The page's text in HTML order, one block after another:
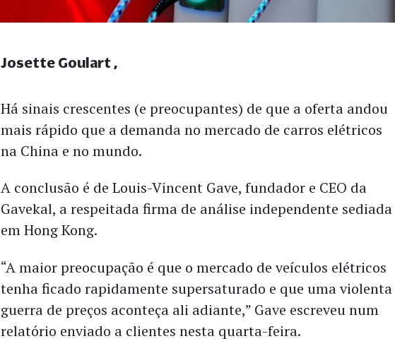
Há sinais crescentes (e preocupantes) de que a oferta andou
mais rápido que a demanda no mercado de carros elétricos
na China e no mundo.
A conclusão é de Louis-Vincent Gave, fundador e CEO da
Gavekal, a respeitada firma de análise independente sediada
em Hong Kong.
“A maior preocupação é que o mercado de veículos elétricos
tenha ficado rapidamente supersaturado e que uma violenta
guerra de preços aconteça ali adiante,” Gave escreveu num
relatório enviado a clientes nesta quarta-feira.
Josette Goulart